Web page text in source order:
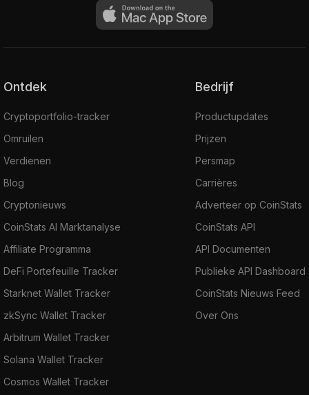
Ontdek
Cryptoportfolio-tracker
Omruilen
Verdienen
Blog
Cryptonieuws
CoinStats AI Marktanalyse
Affiliate Programma
DeFi Portefeuille Tracker
Starknet Wallet Tracker
zkSync Wallet Tracker
Arbitrum Wallet Tracker
Solana Wallet Tracker
Cosmos Wallet Tracker
Bedrijf
Productupdates
Prijzen
Persmap
Carrières
Adverteer op CoinStats
CoinStats API
API Documenten
Publieke API Dashboard
CoinStats Nieuws Feed
Over Ons